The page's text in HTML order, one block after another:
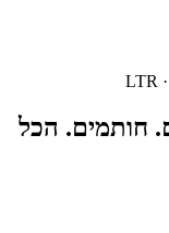
חותמים. הכל